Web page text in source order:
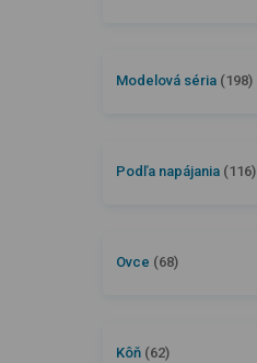
Modelová séria (198)
Podľa napájania (116)
Ovce (68)
Kôň (62)